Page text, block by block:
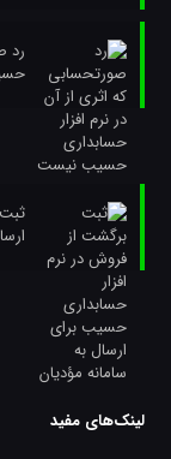
رد
لینک‌های مفید